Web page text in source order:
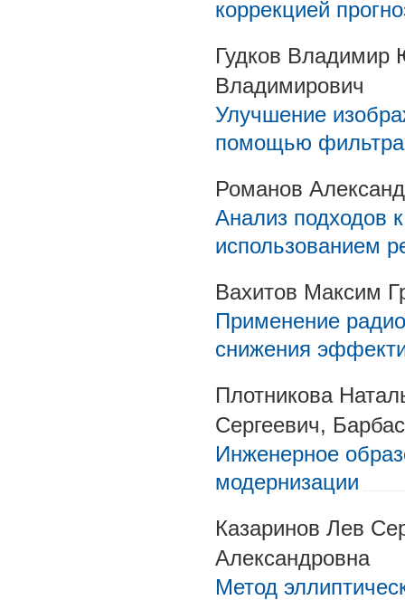
коррекцией
Гудков Владимир
Владимирович
Улучшение
помощью фильтра
Романов
Анализ подходов
использованием
Вахитов Максим
Применение
снижения
Плотникова
Сергеевич,
Инженерное
модернизации
Казаринов Лев
Александровна
Метод